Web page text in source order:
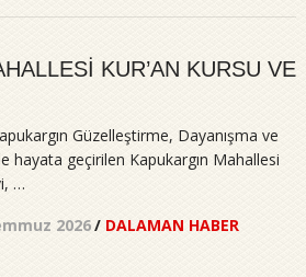
KUR’AN KURSU VE
Güzelleştirme, Dayanışma ve
hayata geçirilen Kapukargın Mahallesi
…
2026/ DALAMAN HABER